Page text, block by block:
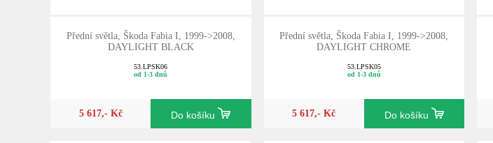
Přední světla, Škoda Fabia I, 1999->2008,
DAYLIGHT BLACK
53.LPSK06
od 1-3 dnů
5 617,- Kč Do košíku
Přední světla, Škoda Fabia I, 1999->2008,
DAYLIGHT CHROME
53.LPSK05
od 1-3 dnů
5 617,- Kč Do košíku